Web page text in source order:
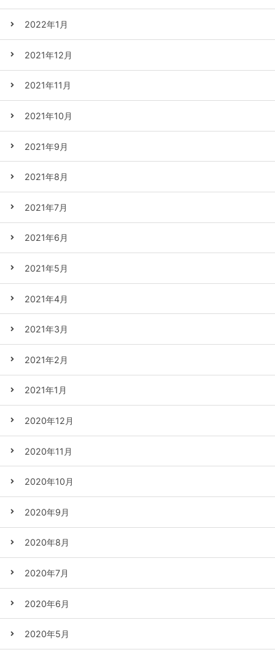
2022年1月
2021年12月
2021年11月
2021年10月
2021年9月
2021年8月
2021年7月
2021年6月
2021年5月
2021年4月
2021年3月
2021年2月
2021年1月
2020年12月
2020年11月
2020年10月
2020年9月
2020年8月
2020年7月
2020年6月
2020年5月